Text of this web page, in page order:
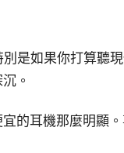
是如果你打算聽
。
的耳機那麼明顯